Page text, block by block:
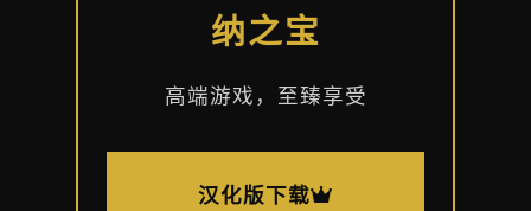
纳之宝
高端游戏，至臻享受
汉化版下载